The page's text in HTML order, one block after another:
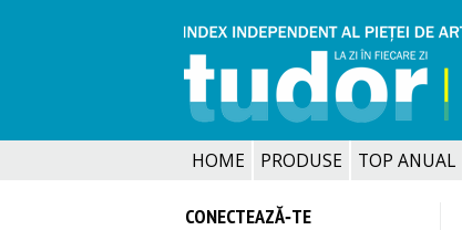
HOME PRODUSE TOP ANUAL
CONECTEAZĂ‑TE